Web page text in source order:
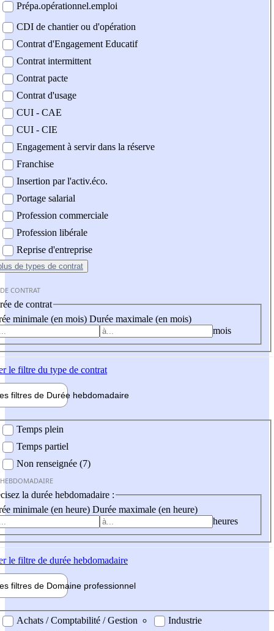
Prépa.opérationnel.emploi
CDI de chantier ou d'opération
Contrat d'Engagement Educatif
Contrat intermittent
Contrat pacte
Contrat d'usage
CUI - CAE
CUI - CIE
Engagement à servir dans la réserve
Franchise
Insertion par l'activ.éco.
Portage salarial
Profession commerciale
Profession libérale
Reprise d'entreprise
de types de contrat
CONTRAT
de contrat
minimale (en mois) Durée maximale (en mois)
mois
le filtre du type de contrat
filtres de Durée hebdomadaire
Temps plein
Temps partiel
Non renseignée (7)
la durée hebdomadaire :
minimale (en heure) Durée maximale (en heure)
heures
le filtre de durée hebdomadaire
filtres de Domaine professionnel
professionel
Achats / Comptabilité / Gestion
Industrie